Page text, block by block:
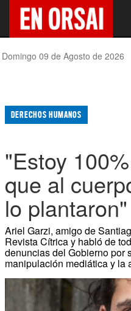
Domingo 09 de Agosto de 2026
DERECHOS HUMANOS
"Estoy
que al
lo plantaron"
Ariel Garzi, amigo de
Revista Cítrica y habló de
denuncias del Gobierno por
manipulación mediática y la